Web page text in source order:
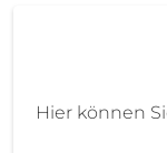
Hier können